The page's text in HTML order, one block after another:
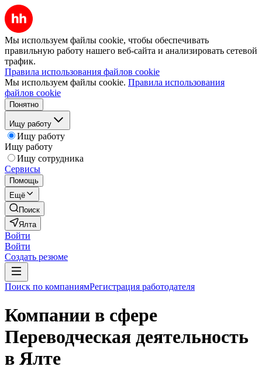
Мы используем файлы cookie, чтобы обеспечивать
правильную работу нашего веб-сайта и анализировать сетевой
трафик.
Правила использования файлов cookie
Мы используем файлы cookie. Правила использования
файлов cookie
Понятно
Ищу работу
Ищу работу
Ищу работу
Ищу сотрудника
Сервисы
Помощь
Ещё
Поиск
Ялта
Войти
Войти
Создать резюме
Поиск по компаниямРегистрация работодателя
Компании в сфере
Переводческая деятельность
в Ялте